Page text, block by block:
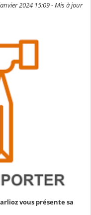
2024 15:09 - Mis à jour
vous présente sa